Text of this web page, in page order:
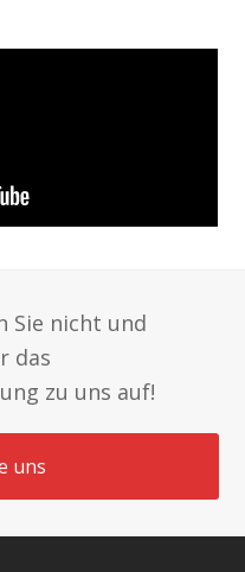
Sie nicht und
das
zu uns auf!
uns